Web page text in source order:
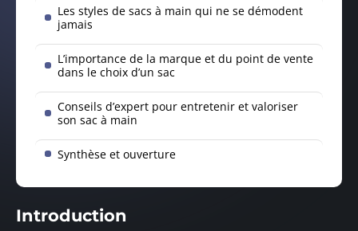
Les styles de sacs à main qui ne se démodent
jamais
L’importance de la marque et du point de vente
dans le choix d’un sac
Conseils d’expert pour entretenir et valoriser
son sac à main
Synthèse et ouverture
Introduction